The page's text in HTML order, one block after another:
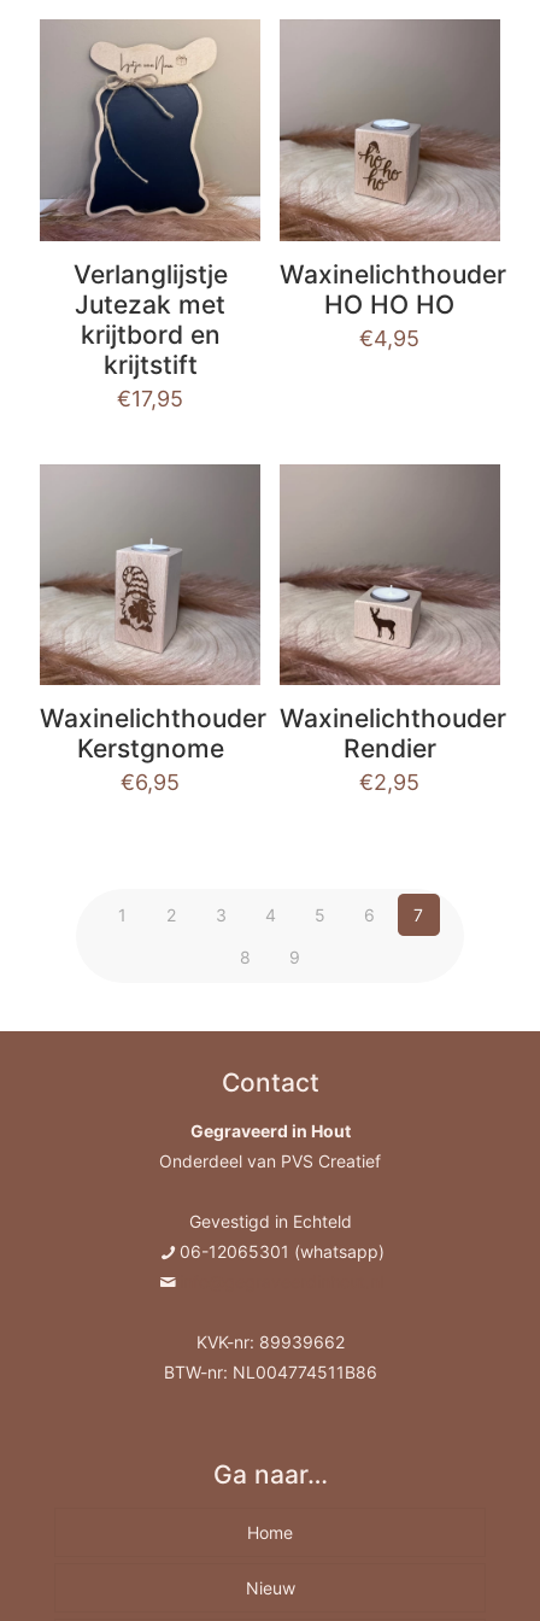
Verlanglijstje
Jutezak met
krijtbord en
krijtstift
€17,95
Waxinelichthouder
HO HO HO
€4,95
Waxinelichthouder
Kerstgnome
€6,95
Waxinelichthouder
Rendier
€2,95
1 2 3 4 5 6 7
8 9
Contact
Gegraveerd in Hout
Onderdeel van PVS Creatief
Gevestigd in Echteld
06-12065301 (whatsapp)
KVK-nr: 89939662
BTW-nr: NL004774511B86
Ga naar…
Home
Nieuw